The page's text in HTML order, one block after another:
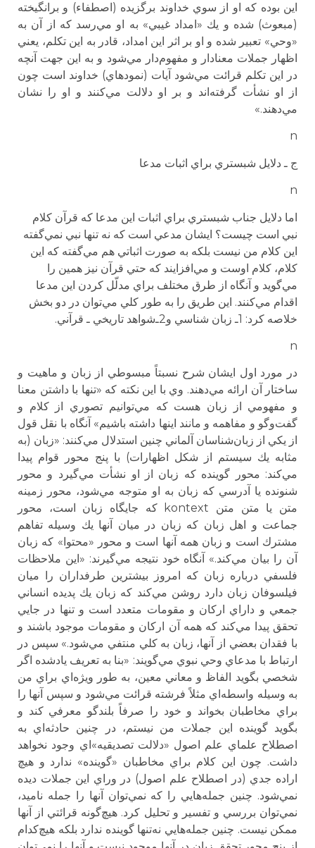
اين بوده كه او از سوي خداوند برگزيده (اصطفاء) و برانگيخته
(مبعوث) شده و يك «امداد غيبي» به او مي‌رسد كه از آن به
«وحي» تعبير شده و او بر اثر اين امداد، قادر به اين تكلم، يعني
اظهار جملات معنادار و مفهوم‌دار مي‌شود و به اين جهت آنچه
در اين تكلم قرائت مي‌شود آيات (نمودهاي) خداوند است چون
از او نشأت گرفته‌اند و بر او دلالت مي‌كنند و او را نشان
مي‌دهند.»
n
ج ـ دلايل شبستري براي اثبات مدعا
n
اما دلايل جناب شبستري براي اثبات اين مدعا كه قرآن كلام
نبي است چيست؟ ايشان مدعي است كه نه تنها نبي نمي‌گفته
اين كلام من نيست بلكه به صورت اثباتي هم مي‌گفته كه اين
كلام، كلام اوست و مي‌افزايند كه حتي قرآن نيز همين را
مي‌گويد و آنگاه از طرق مختلف براي مدلّل كردن اين مدعا
اقدام مي‌كنند. اين طريق را به طور كلي مي‌توان در دو بخش
خلاصه كرد: 1ـ زبان شناسي و2ـ‌شواهد تاريخي ـ قرآني.
n
در مورد اول ايشان شرح نسبتاً مبسوطي از زبان و ماهيت و
ساختار آن ارائه مي‌دهند. وي با اين نكته كه «تنها با داشتن معنا
و مفهومي از زبان هست كه مي‌توانيم تصوري از كلام و
گفت‌وگو و مفاهمه و مانند اينها داشته باشيم» آنگاه با نقل قول
از يكي از زبان‌شناسان آلماني چنين استدلال مي‌كنند: «زبان (به
مثابه يك سيستم از شكل اظهارات) با پنج محور قوام پيدا
مي‌كند: محور گوينده كه زبان از او نشأت مي‌گيرد و محور
شنونده يا آدرسي كه زبان به او متوجه مي‌شود، محور زمينه
متن يا متن متن kontext كه جايگاه زبان است، محور
جماعت و اهل زبان كه زبان در ميان آنها يك وسيله تفاهم
مشترك است و زبان همه آنها است و محور «محتوا» كه زبان
آن را بيان مي‌كند.» آنگاه خود نتيجه مي‌گيرند: «اين ملاحظات
فلسفي درباره زبان كه امروز بيشترين طرفداران را ميان
فيلسوفان زبان دارد روشن مي‌كند كه زبان يك پديده انساني
جمعي و داراي اركان و مقومات متعدد است و تنها در جايي
تحقق پيدا مي‌كند كه همه آن اركان و مقومات موجود باشند و
با فقدان بعضي از آنها، زبان به كلي منتفي مي‌شود.» سپس در
ارتباط با مدعاي وحي نبوي مي‌گويند: «بنا به تعريف يادشده اگر
شخصي بگويد الفاظ و معاني معين، به طور ويژه‌اي براي من
به وسيله واسطه‌اي مثلاً فرشته قرائت مي‌شود و سپس آنها را
براي مخاطبان بخواند و خود را صرفاً بلندگو معرفي كند و
بگويد گوينده اين جملات من نيستم، در چنين حادثه‌اي به
اصطلاح علماي علم اصول «دلالت تصديقيه»اي وجود نخواهد
داشت. چون اين كلام براي مخاطبان «گوينده» ندارد و هيچ
اراده جدي (در اصطلاح علم اصول) در وراي اين جملات ديده
نمي‌شود. چنين جمله‌هايي را كه نمي‌توان آنها را جمله ناميد،
نمي‌توان بررسي و تفسير و تحليل كرد. هيچ‌گونه قرائتي از آنها
ممكن نيست. چنين جمله‌هايي نه‌تنها گوينده ندارد بلكه هيچ‌كدام